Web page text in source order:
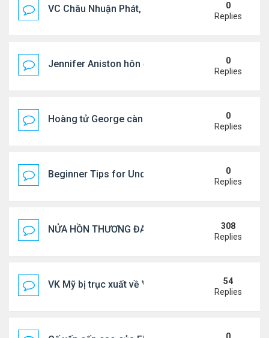
VC Châu Nhuận Phát, Lưu Gia Linh viếng vợ cũ ..
0
Replies
Jennifer Aniston hôn đắm đuối bạn trai trên du
0
Replies
Hoàng tử George càng lớn càng điển trai0
Replies
Beginner Tips for Understanding Diablo 4 Items
0
Replies
NỬA HỒN THƯƠNG ĐAU..
308
Replies
VK Mỹ bị trục xuất về VN sống ra sao
54
Replies